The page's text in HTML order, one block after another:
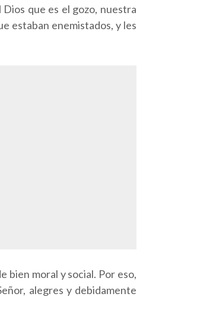
que es el gozo, nuestra
estaban enemistados, y les
moral y social. Por eso,
alegres y debidamente